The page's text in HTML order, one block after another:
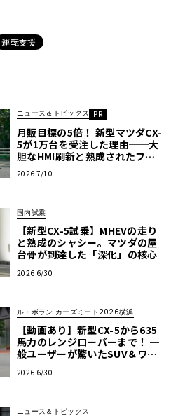
運転支援
ニュース＆トピックス PR
月販目標の5倍！ 新型マツダCX-
5が1万台を受注した理由──大
胆なHMI刷新と熟成されたフッ
トワーク
2026 7/10
国内試乗
【新型CX-5試乗】MHEVの走り
と熟成のシャシー。マツダの屋
台骨が到達した「深化」の核心
2026 6/30
ル・ボラン カーズミート2026横浜
【動画あり】新型CX-5から635
馬力のレンジローバーまで！ 一
般ユーザーが驚いたSUV＆ワゴ
ーズミート2026横浜】
2026 6/30
ニュース＆トピックス